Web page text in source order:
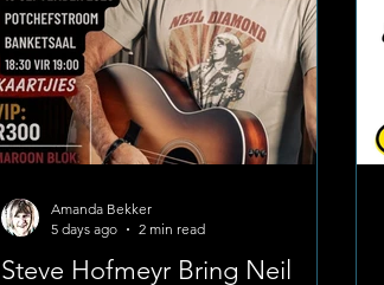
electric scooters on the Bult to high-
octane 4x4 displays
Steve Hofmeyr Bring Neil
Amanda Bekker
5 days ago
2 min read